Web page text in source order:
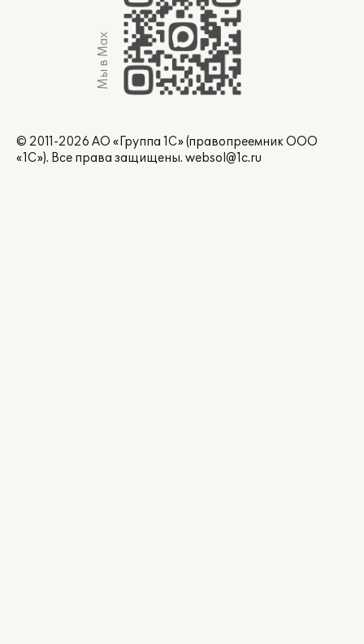
Мы в Max
© 2011-2026 АО «Группа 1С» (правопреемник ООО
«1С»). Все права защищены. websol@1c.ru